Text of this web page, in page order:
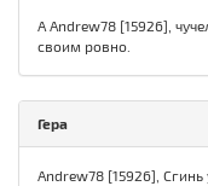
А Andrew78 [15926],
своим ровно.
Гера
Andrew78 [15926],